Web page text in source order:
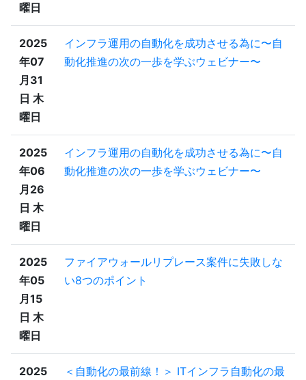
曜日
2025
年07
月31
日 木
曜日
インフラ運用の自動化を成功させる為に〜自
動化推進の次の一歩を学ぶウェビナー〜
2025
年06
月26
日 木
曜日
インフラ運用の自動化を成功させる為に〜自
動化推進の次の一歩を学ぶウェビナー〜
2025
年05
月15
日 木
曜日
ファイアウォールリプレース案件に失敗しな
い8つのポイント
2025 ＜自動化の最前線！＞ ITインフラ自動化の最